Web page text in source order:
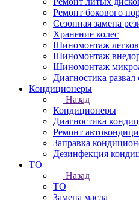
Ремонт бокового
Сезонная замена
Хранение колес
Шиномонтаж
Шиномонтаж
Шиномонтаж
Диагностика
Кондиционеры
Назад
Кондиционеры
Диагностика
Ремонт
Заправка
Дезинфекция
ТО
Назад
ТО
Замена масла